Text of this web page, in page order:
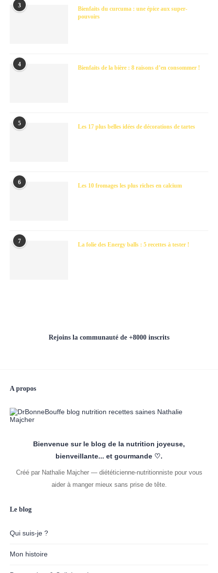
3
Bienfaits du curcuma : une épice aux super-
pouvoirs
4 Bienfaits de la bière : 8 raisons d’en consommer !
5 Les 17 plus belles idées de décorations de tartes
6 Les 10 fromages les plus riches en calcium
7 La folie des Energy balls : 5 recettes à tester !
Rejoins la communauté de +8000 inscrits
A propos
Bienvenue sur le blog de la nutrition joyeuse,
bienveillante... et gourmande ♡.
Créé par Nathalie Majcher — diététicienne-nutritionniste pour vous
aider à manger mieux sans prise de tête.
Le blog
Qui suis-je ?
Mon histoire